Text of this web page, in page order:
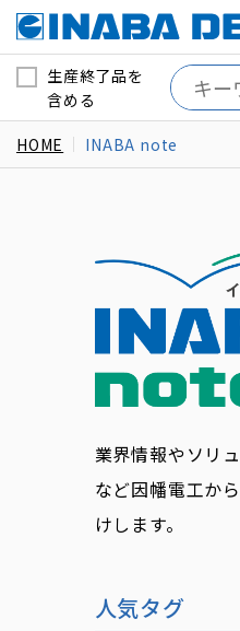
生産終了品を
含める
HOME INABA note
業界情報やソリ
など因幡電工か
けします。
人気タグ